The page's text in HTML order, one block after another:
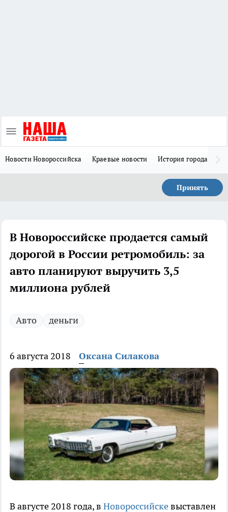
Новости Новороссийска Краевые новости История города Н
Принять
В Новороссийске продается самый
дорогой в России ретромобиль: за
авто планируют выручить 3,5
миллиона рублей
Авто деньги
6 августа 2018 Оксана Силакова
В августе 2018 года, в Новороссийскевыставлен